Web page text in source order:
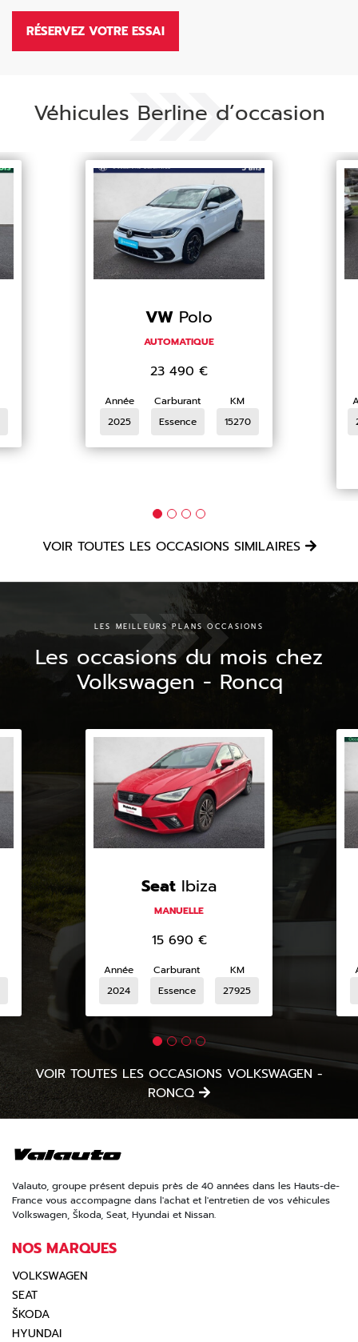
RÉSERVEZ VOTRE ESSAI
Véhicules Berline d’occasion
VW Polo
AUTOMATIQUE
23 490 €
Année
2025
Carburant
Essence
KM
15270
VOIR TOUTES LES OCCASIONS SIMILAIRES
LES MEILLEURS PLANS OCCASIONS
Les occasions du mois chez
Volkswagen - Roncq
Seat Ibiza
MANUELLE
15 690 €
Année
2024
Carburant
Essence
KM
27925
VOIR TOUTES LES OCCASIONS VOLKSWAGEN -
RONCQ
Valauto, groupe présent depuis près de 40 années dans les Hauts-de-
France vous accompagne dans l'achat et l'entretien de vos véhicules
Volkswagen, Škoda, Seat, Hyundai et Nissan.
NOS MARQUES
VOLKSWAGEN
SEAT
ŠKODA
HYUNDAI